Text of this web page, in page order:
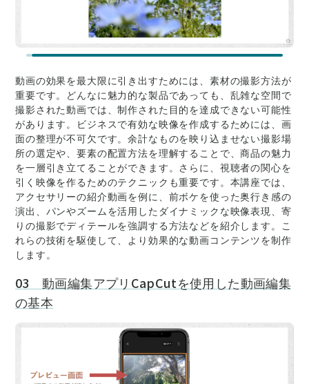
動画の効果を最大限に引き出すためには、素材の撮影方法が
重要です。どんなに魅力的な製品であっても、乱雑な空間で
撮影された動画では、制作された目的を達成できない可能性
があります。ビジネスで有効な映像を作成するためには、画
面の整理が不可欠です。余計なものを映り込ませない撮影場
所の選定や、要素の配置方法を理解することで、商品の魅力
を一層引き立てることができます。さらに、視聴者の関心を
引く映像を作るためのテクニックも重要です。本講座では、
アクセサリーの紹介動画を例に、前ボケを使った奥行き感の
演出、パンやズームを活用したダイナミックな映像表現、寄
りの撮影でディテールを強調する方法などを紹介します。こ
れらの技術を駆使して、より効果的な動画コンテンツを制作
します。
03 動画編集アプリCapCutを使用した動画編集
の基本